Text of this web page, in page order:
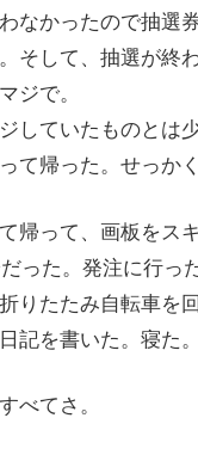
なかったので抽選
そして、抽選が終
ジで。
していたものとは
て帰った。せっか
帰って、画板をス
った。発注に行っ
りたたみ自転車を
記を書いた。寝た。
べてさ。